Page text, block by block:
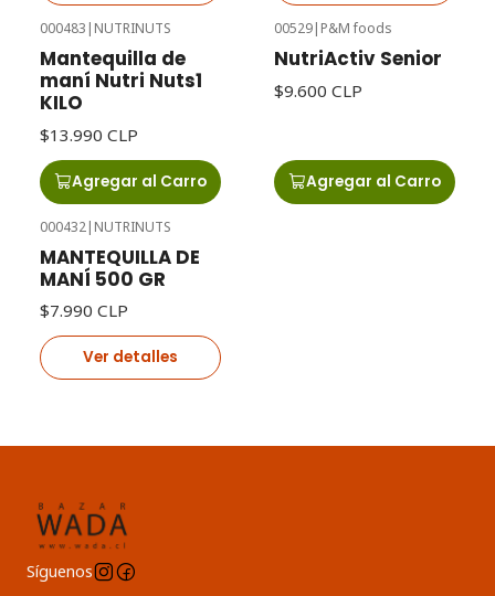
000483 | NUTRINUTS
Mantequilla de
maní Nutri Nuts1
KILO
$13.990 CLP
Agregar al Carro
00529| P&M foods
NutriActiv Senior
$9.600 CLP
Agregar al Carro
000432| NUTRINUTS
MANTEQUILLA DE
MANÍ 500 GR
$7.990 CLP
Ver detalles
Síguenos